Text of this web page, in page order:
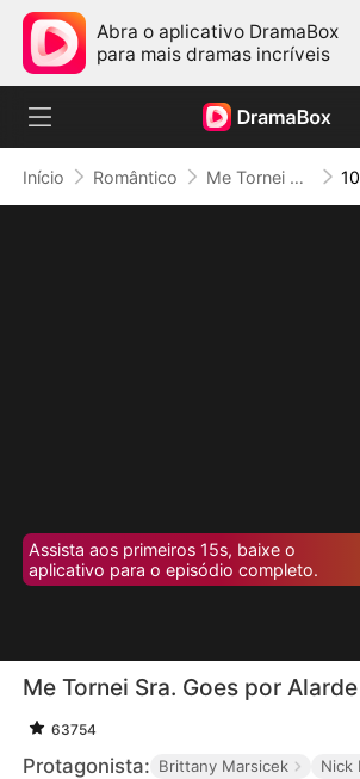
Abra o aplicativo DramaBox
para mais dramas incríveis
Início Romântico Me Tornei Sra. Goes por Alarde
Assista aos primeiros 15s, baixe o
aplicativo para o episódio completo.
Me Tornei Sra. Goes por
63754
Protagonista: Brittany Marsicek
Nick